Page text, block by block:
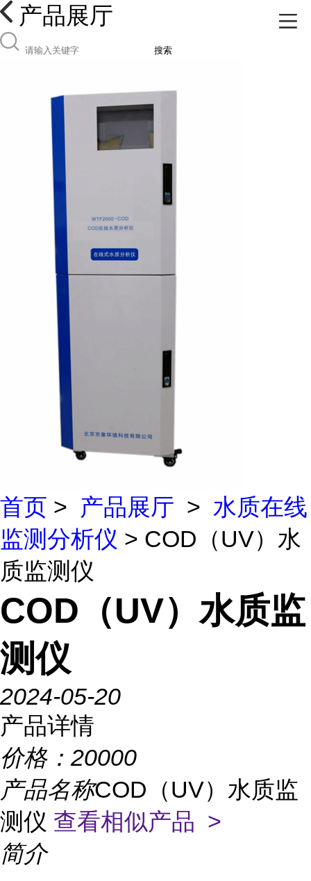
产品展厅
搜索
首页 > 产品展厅 > 水质在线
监测分析仪 > COD（UV）水
质监测仪
COD（UV）水质监
测仪
2024-05-20
产品详情
价格： 20000
产品名称COD（UV）水质监
测仪 查看相似产品 >
简介